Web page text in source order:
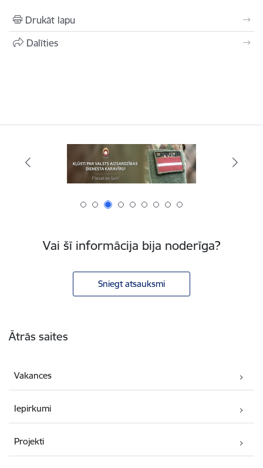
Drukāt lapu
Dalīties
Vai šī informācija bija noderīga?
Sniegt atsauksmi
Ātrās saites
Vakances
Iepirkumi
Projekti